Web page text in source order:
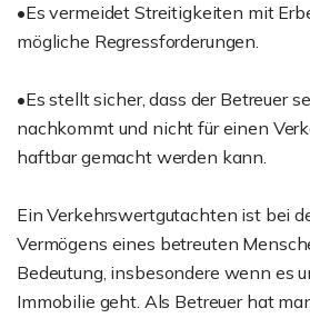
•Es vermeidet Streitigkeiten mit
mögliche Regressforderungen.
•Es stellt sicher, dass der Betreuer
nachkommt und nicht für einen
haftbar gemacht werden kann.
Ein Verkehrswertgutachten ist bei
Vermögens eines betreuten
Bedeutung, insbesondere wenn es
Immobilie geht. Als Betreuer hat